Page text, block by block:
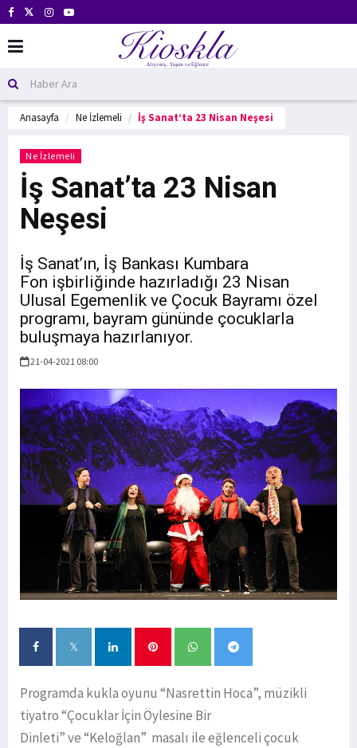
Anasayfa Ne İzlemeli İş Sanat’ta 23 Nisan Neşesi
Ne İzlemeli
İş Sanat’ta 23 Nisan
Neşesi
İş Sanat’ın, İş Bankası Kumbara
Fon işbirliğinde hazırladığı 23 Nisan
Ulusal Egemenlik ve Çocuk Bayramı özel
programı, bayram gününde çocuklarla
buluşmaya hazırlanıyor.
21-04-2021 08:00
Programda kukla oyunu “Nasrettin Hoca”, müzikli
tiyatro “Çocuklar İçin Öylesine Bir
Dinleti” ve “Keloğlan” masalı ile eğlenceli çocuk